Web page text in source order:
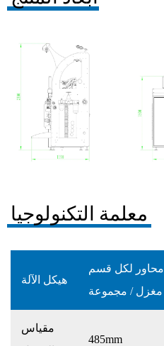
معلمة التكنولوجيا
هيكل الآلة
حجم واحد ، طبقة واحدة ، 4 محاور لكل قسم
مقياس
485mm